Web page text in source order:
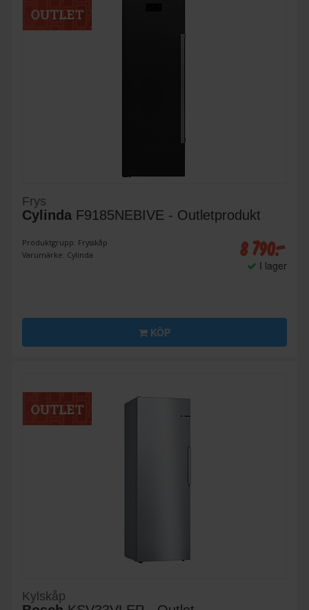
Frys
Cylinda F9185NEBIVE - Outletprodukt
Produktgrupp: Frysskåp
Varumärke: Cylinda
8 790:-
I lager
KÖP
Kylskåp